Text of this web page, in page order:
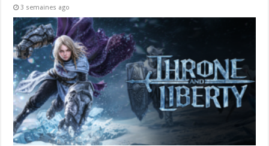
3 semaines ago